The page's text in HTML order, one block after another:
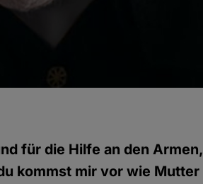
für die Hilfe an den Armen,
kommst mir vor wie Mutter